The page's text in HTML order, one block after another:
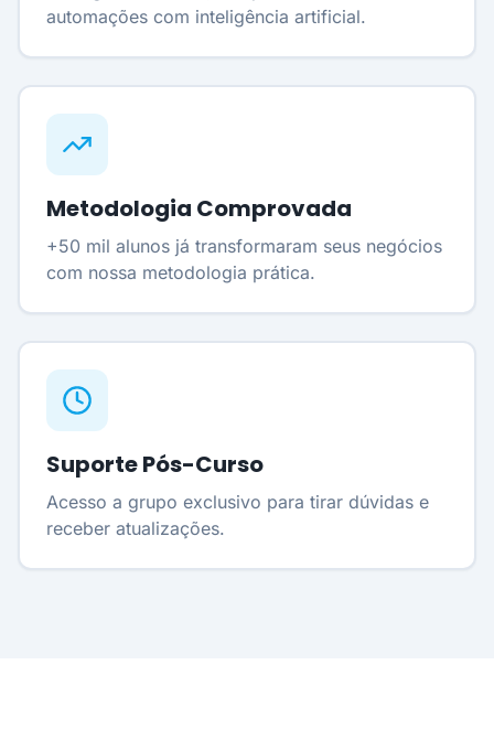
automações com inteligência artificial.
Metodologia Comprovada
+50 mil alunos já transformaram seus negócios
com nossa metodologia prática.
Suporte Pós-Curso
Acesso a grupo exclusivo para tirar dúvidas e
receber atualizações.